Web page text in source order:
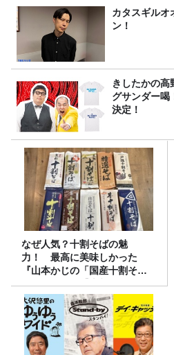
カタスギルオ
ン！
きしたかの高
グサンダー喝
決定！
なぜ人気？十割そばの魅
力！ 最高に美味しかった
『山本かじの「国産十割そ
ば」』とは？【十割そば10種
食べ比べ】